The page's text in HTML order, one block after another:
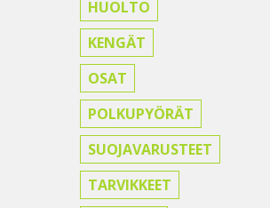
HUOLTO
KENGÄT
OSAT
POLKUPYÖRÄT
SUOJAVARUSTEET
TARVIKKEET